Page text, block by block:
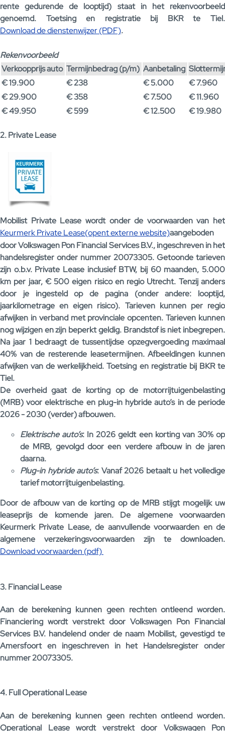
rente gedurende de looptijd) staat in het rekenvoorbeeld
genoemd. Toetsing en registratie bij BKR te Tiel.
Download de dienstenwijzer (PDF).
Rekenvoorbeeld
Verkoopprijs auto Termijnbedrag (p/m) Aanbetaling
€ 19.900
€ 238 € 5.000
€ 7.960
€ 29.900
€ 358 € 7.500
€ 11.960
€ 49.950
€ 599 € 12.500 € 19.980
2. Private Lease
Mobilist Private Lease wordt onder de voorwaarden van het
Keurmerk Private Lease(opent externe website)aangeboden
door Volkswagen Pon Financial Services B.V., ingeschreven in het
handelsregister onder nummer 20073305. Getoonde tarieven
zijn o.b.v. Private Lease inclusief BTW, bij 60 maanden, 5.000
km per jaar, € 500 eigen risico en regio Utrecht. Tenzij anders
door je ingesteld op de pagina (onder andere: looptijd,
jaarkilometrage en eigen risico). Tarieven kunnen per regio
afwijken in verband met provinciale opcenten. Tarieven kunnen
nog wijzigen en zijn beperkt geldig. Brandstof is niet inbegrepen.
Na jaar 1 bedraagt de tussentijdse opzegvergoeding maximaal
40% van de resterende leasetermijnen. Afbeeldingen kunnen
afwijken van de werkelijkheid. Toetsing en registratie bij BKR te
Tiel.
De overheid gaat de korting op de motorrijtuigenbelasting
(MRB) voor elektrische en plug-in hybride auto’s in de periode
2026 - 2030 (verder) afbouwen.
Elektrische auto’s: In 2026 geldt een korting van 30% op
de MRB, gevolgd door een verdere afbouw in de jaren
daarna.
Plug-in hybride auto’s: Vanaf 2026 betaalt u het volledige
tarief motorrijtuigenbelasting.
Door de afbouw van de korting op de MRB stijgt mogelijk uw
leaseprijs de komende jaren. De algemene voorwaarden
Keurmerk Private Lease, de aanvullende voorwaarden en de
algemene verzekeringsvoorwaarden zijn te downloaden.
Download voorwaarden (pdf)
3. Financial Lease
Aan de berekening kunnen geen rechten ontleend worden.
Financiering wordt verstrekt door Volkswagen Pon Financial
Services B.V. handelend onder de naam Mobilist, gevestigd te
Amersfoort en ingeschreven in het Handelsregister onder
nummer 20073305.
4. Full Operational Lease
Aan de berekening kunnen geen rechten ontleend worden.
Operational Lease wordt verstrekt door Volkswagen Pon